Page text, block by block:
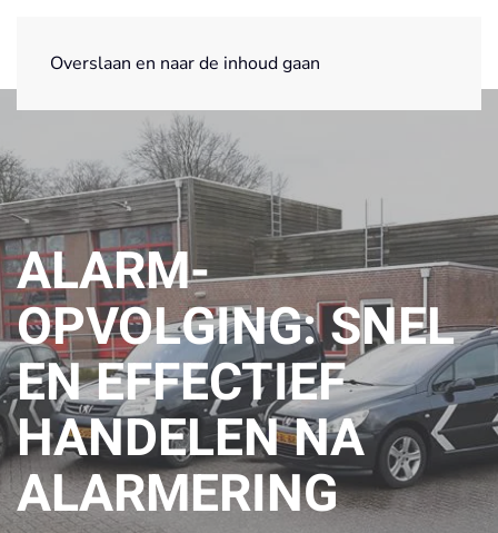
Overslaan en naar de inhoud gaan
ALARM­
OPVOLGING: SNEL
EN EFFECTIEF
HANDELEN NA
ALARMERING